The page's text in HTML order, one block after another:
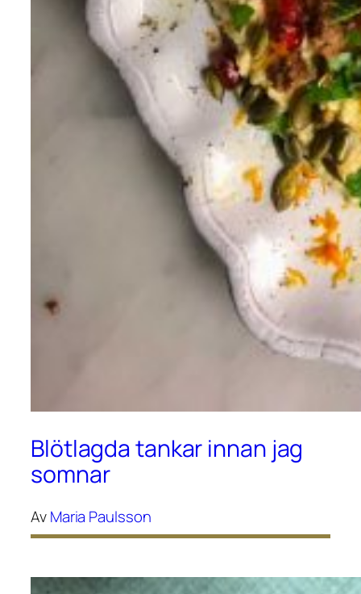
Blötlagda tankar innan jag
somnar
AvMaria Paulsson